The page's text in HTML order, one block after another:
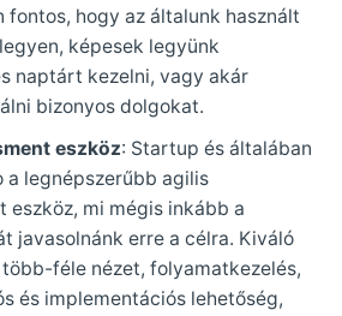
hogy az általunk használt
képesek legyünk
naptárt kezelni, vagy akár
bizonyos dolgokat.
eszköz: Startup és általában
a legnépszerűbb agilis
eszköz, mi mégis inkább a
javasolnánk erre a célra. Kiváló
féle nézet, folyamatkezelés,
és implementációs lehetőség,